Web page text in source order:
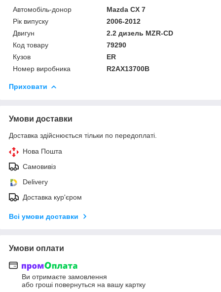
Автомобіль-донор
Mazda CX 7
Рік випуску
2006-2012
Двигун
2.2 дизель MZR-CD
Код товару
79290
Кузов
ER
Номер виробника
R2AX13700B
Приховати
Умови доставки
Доставка здійснюється тільки по передоплаті.
Нова Пошта
Самовивіз
Delivery
Доставка кур'єром
Всі умови доставки
Умови оплати
Ви отримаєте замовлення
або гроші повернуться на вашу картку